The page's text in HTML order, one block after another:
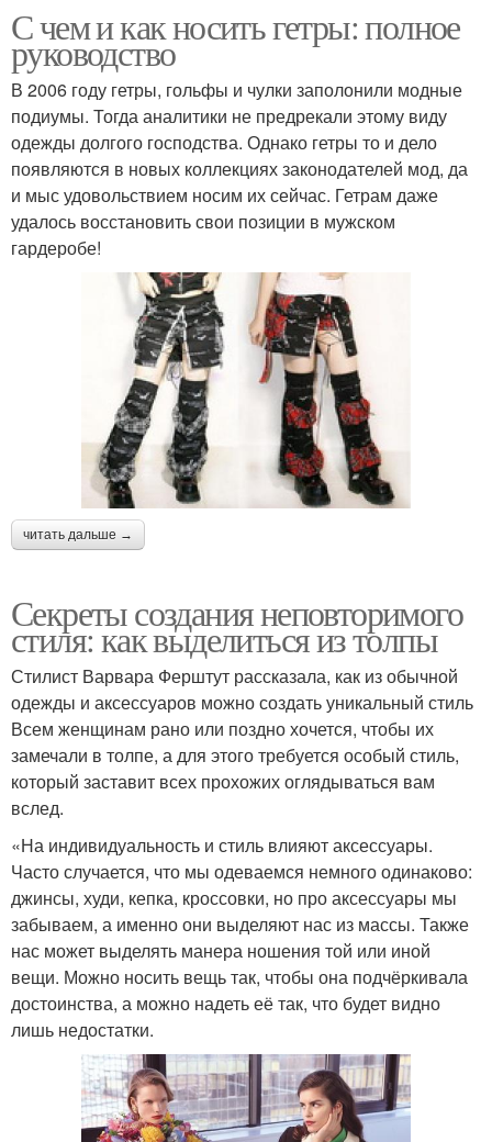
С чем и как носить гетры: полное
руководство
В 2006 году гетры, гольфы и чулки заполонили модные
подиумы. Тогда аналитики не предрекали этому виду
одежды долгого господства. Однако гетры то и дело
появляются в новых коллекциях законодателей мод, да
и мыс удовольствием носим их сейчас. Гетрам даже
удалось восстановить свои позиции в мужском
гардеробе!
читать дальше →
Секреты создания неповторимого
стиля: как выделиться из толпы
Стилист Варвара Ферштут рассказала, как из обычной
одежды и аксессуаров можно создать уникальный стиль
Всем женщинам рано или поздно хочется, чтобы их
замечали в толпе, а для этого требуется особый стиль,
который заставит всех прохожих оглядываться вам
вслед.
«На индивидуальность и стиль влияют аксессуары.
Часто случается, что мы одеваемся немного одинаково:
джинсы, худи, кепка, кроссовки, но про аксессуары мы
забываем, а именно они выделяют нас из массы. Также
нас может выделять манера ношения той или иной
вещи. Можно носить вещь так, чтобы она подчёркивала
достоинства, а можно надеть её так, что будет видно
лишь недостатки.